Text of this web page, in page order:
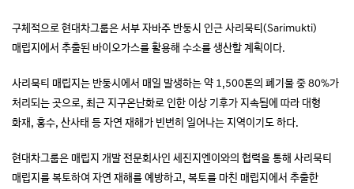
구체적으로 현대차그룹은 서부 자바주 반둥시 인근 사리묵티(Sarimukti)
매립지에서 추출된 바이오가스를 활용해 수소를 생산할 계획이다.
사리묵티 매립지는 반둥시에서 매일 발생하는 약 1,500톤의 폐기물 중 80%가
처리되는 곳으로, 최근 지구온난화로 인한 이상 기후가 지속됨에 따라 대형
화재, 홍수, 산사태 등 자연 재해가 빈번히 일어나는 지역이기도 하다.
현대차그룹은 매립지 개발 전문회사인 세진지엔이와의 협력을 통해 사리묵티
매립지를 복토하여 자연 재해를 예방하고, 복토를 마친 매립지에서 추출한